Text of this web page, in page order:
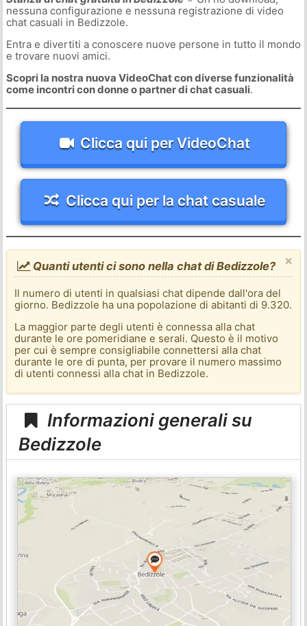
nessuna configurazione e nessuna registrazione di video
chat casuali in Bedizzole.
Entra e divertiti a conoscere nuove persone in tutto il mondo
e trovare nuovi amici.
Scopri la nostra nuova VideoChat con diverse funzionalità
come incontri con donne o partner di chat casuali.
Clicca qui per VideoChat
Clicca qui per la chat casuale
×
Quanti utenti ci sono nella chat di Bedizzole?
Il numero di utenti in qualsiasi chat dipende dall'ora del
giorno. Bedizzole ha una popolazione di abitanti di 9.320.
La maggior parte degli utenti è connessa alla chat
durante le ore pomeridiane e serali. Questo è il motivo
per cui è sempre consigliabile connettersi alla chat
durante le ore di punta, per provare il numero massimo
di utenti connessi alla chat in Bedizzole.
Informazioni generali su
Bedizzole